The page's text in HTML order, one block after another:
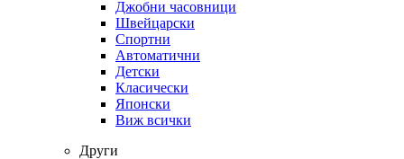
Джобни часовници
Швейцарски
Спортни
Автоматични
Детски
Класически
Японски
Виж всички
Други